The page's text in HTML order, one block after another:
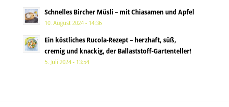
Schnelles Bircher Müsli – mit Chiasamen und Apfel
10. August 2024 - 14:36
Ein köstliches Rucola-Rezept – herzhaft, süß,
cremig und knackig, der Ballaststoff-Gartenteller!
5. Juli 2024 - 13:54